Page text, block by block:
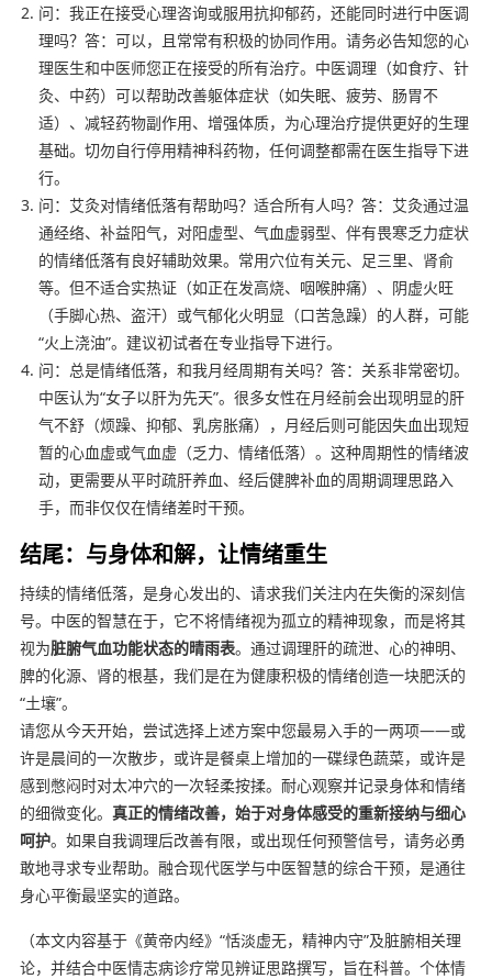
问：我正在接受心理咨询或服用抗抑郁药，还能同时进行中医调
理吗？答：可以，且常常有积极的协同作用。请务必告知您的心
理医生和中医师您正在接受的所有治疗。中医调理（如食疗、针
灸、中药）可以帮助改善躯体症状（如失眠、疲劳、肠胃不
适）、减轻药物副作用、增强体质，为心理治疗提供更好的生理
基础。切勿自行停用精神科药物，任何调整都需在医生指导下进
行。
问：艾灸对情绪低落有帮助吗？适合所有人吗？答：艾灸通过温
通经络、补益阳气，对阳虚型、气血虚弱型、伴有畏寒乏力症状
的情绪低落有良好辅助效果。常用穴位有关元、足三里、肾俞
等。但不适合实热证（如正在发高烧、咽喉肿痛）、阴虚火旺
（手脚心热、盗汗）或气郁化火明显（口苦急躁）的人群，可能
“火上浇油”。建议初试者在专业指导下进行。
问：总是情绪低落，和我月经周期有关吗？答：关系非常密切。
中医认为“女子以肝为先天”。很多女性在月经前会出现明显的肝
气不舒（烦躁、抑郁、乳房胀痛），月经后则可能因失血出现短
暂的心血虚或气血虚（乏力、情绪低落）。这种周期性的情绪波
动，更需要从平时疏肝养血、经后健脾补血的周期调理思路入
手，而非仅仅在情绪差时干预。
结尾：与身体和解，让情绪重生
持续的情绪低落，是身心发出的、请求我们关注内在失衡的深刻信
号。中医的智慧在于，它不将情绪视为孤立的精神现象，而是将其
视为脏腑气血功能状态的晴雨表。通过调理肝的疏泄、心的神明、
脾的化源、肾的根基，我们是在为健康积极的情绪创造一块肥沃的
“土壤”。
请您从今天开始，尝试选择上述方案中您最易入手的一两项——或
许是晨间的一次散步，或许是餐桌上增加的一碟绿色蔬菜，或许是
感到憋闷时对太冲穴的一次轻柔按揉。耐心观察并记录身体和情绪
的细微变化。 真正的情绪改善，始于对身体感受的重新接纳与细心
呵护。如果自我调理后改善有限，或出现任何预警信号，请务必勇
敢地寻求专业帮助。融合现代医学与中医智慧的综合干预，是通往
身心平衡最坚实的道路。
（本文内容基于《黄帝内经》“恬淡虚无，精神内守”及脏腑相关理
论，并结合中医情志病诊疗常见辨证思路撰写，旨在科普。个体情